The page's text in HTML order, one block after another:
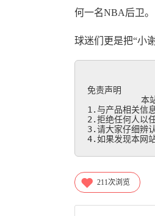
何一名NBA后卫。
球迷们更是把“小
免责声明
本站所有
1.与产品相关信
2.拒绝任何人以
3.请大家仔细辨
4.如果发现本网
211次浏览